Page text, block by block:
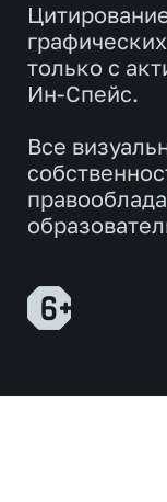
только с
Ин-Спейс.
Все